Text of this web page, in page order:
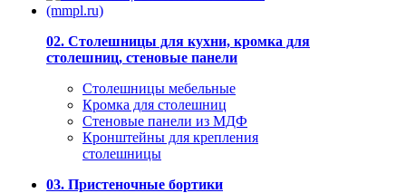
02. Столешницы для кухни, кромка для
столешниц, стеновые панели
Столешницы мебельные
Кромка для столешниц
Стеновые панели из МДФ
Кронштейны для крепления
столешницы
03. Пристеночные бортики